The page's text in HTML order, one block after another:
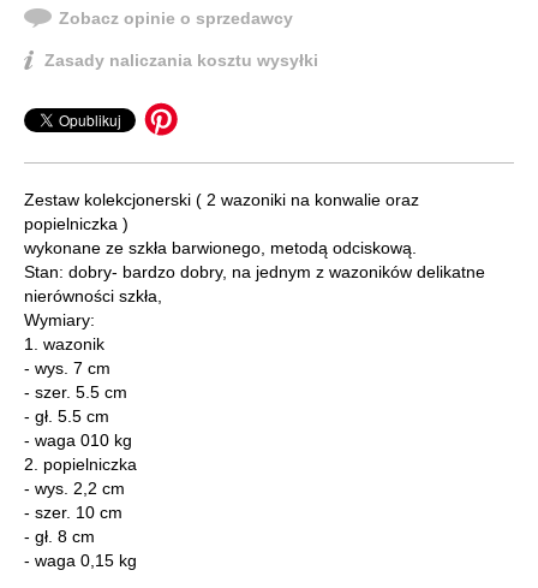
Zobacz opinie o sprzedawcy
Zasady naliczania kosztu wysyłki
Zestaw kolekcjonerski ( 2 wazoniki na konwalie oraz
popielniczka )
wykonane ze szkła barwionego, metodą odciskową.
Stan: dobry- bardzo dobry, na jednym z wazoników delikatne
nierówności szkła,
Wymiary:
1. wazonik
- wys. 7 cm
- szer. 5.5 cm
- gł. 5.5 cm
- waga 010 kg
2. popielniczka
- wys. 2,2 cm
- szer. 10 cm
- gł. 8 cm
- waga 0,15 kg